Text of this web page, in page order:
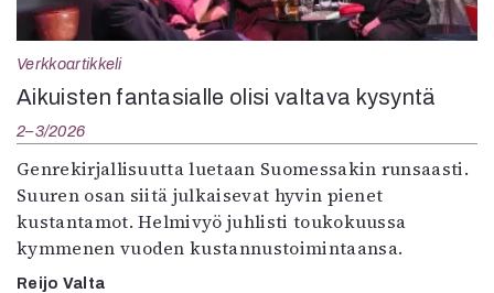
Verkkoartikkeli
Aikuisten fantasialle olisi valtava kysyntä
2–3/2026
Genrekirjallisuutta luetaan Suomessakin runsaasti.
Suuren osan siitä julkaisevat hyvin pienet
kustantamot. Helmivyö juhlisti toukokuussa
kymmenen vuoden kustannustoimintaansa.
Reijo Valta